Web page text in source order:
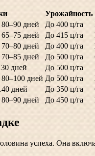
Урожайность
дней До 400 ц/га
дней До 415 ц/га
дней До 400 ц/га
дней До 500 ц/га
дней До 500 ц/га
дней До 500 ц/га
дней До 350 ц/га
дней До 450 ц/га
успеха. Она